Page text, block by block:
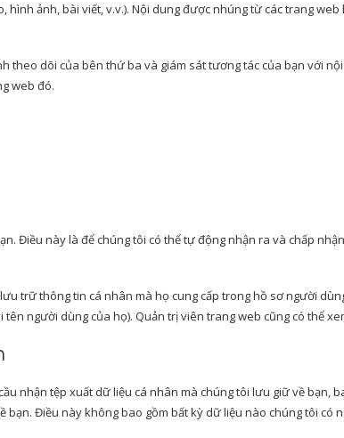
ảnh, bài viết, v.v.). Nội dung được nhúng từ các trang
theo dõi của bên thứ ba và giám sát tương tác của bạn với
web đó.
Điều này là để chúng tôi có thể tự động nhận ra và chấp
trữ thông tin cá nhân mà họ cung cấp trong hồ sơ người
người dùng của họ). Quản trị viên trang web cũng có thể
nhận tệp xuất dữ liệu cá nhân mà chúng tôi lưu giữ về bạn,
Điều này không bao gồm bất kỳ dữ liệu nào chúng tôi có